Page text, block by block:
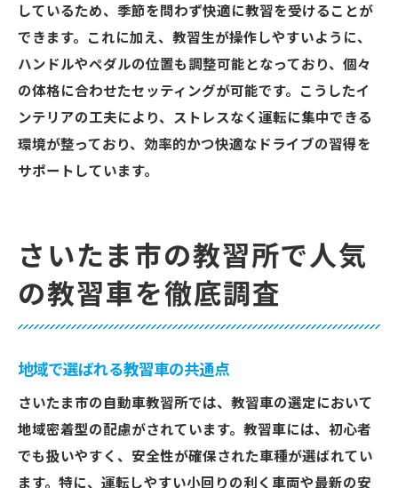
しているため、季節を問わず快適に教習を受けることが
できます。これに加え、教習生が操作しやすいように、
ハンドルやペダルの位置も調整可能となっており、個々
の体格に合わせたセッティングが可能です。こうしたイ
ンテリアの工夫により、ストレスなく運転に集中できる
環境が整っており、効率的かつ快適なドライブの習得を
サポートしています。
さいたま市の教習所で人気
の教習車を徹底調査
地域で選ばれる教習車の共通点
さいたま市の自動車教習所では、教習車の選定において
地域密着型の配慮がされています。教習車には、初心者
でも扱いやすく、安全性が確保された車種が選ばれてい
ます。特に、運転しやすい小回りの利く車両や最新の安